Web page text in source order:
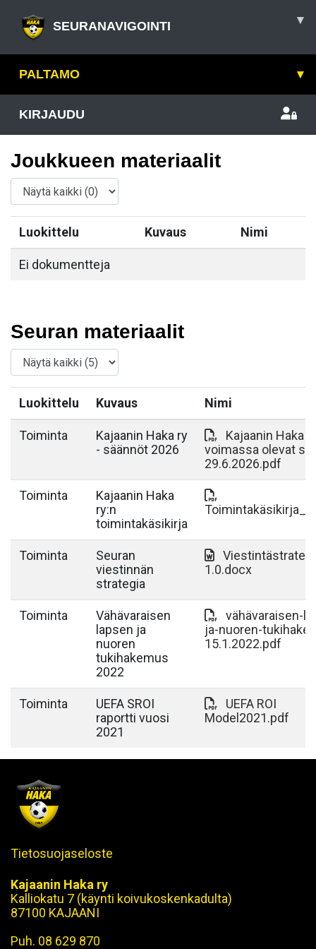
SEURANAVIGOINTI ▾
PALTAMO ▾
KIRJAUDU
Joukkueen materiaalit
Luokittelu Kuvaus Nimi
Ei dokumentteja
Seuran materiaalit
Luokittelu Kuvaus Nimi
Toiminta
Kajaanin Haka ry
- säännöt 2026
Kajaanin Haka
voimassa olevat
29.6.2026.pdf
Toiminta
Kajaanin Haka
ry:n
toimintakäsikirja
Toiminta
Seuran
viestinnän
strategia
1.0.docx
Toiminta
Vähävaraisen
lapsen ja
nuoren
tukihakemus
2022
vähävaraisen-
ja-nuoren-
15.1.2022.pdf
Toiminta
UEFA SROI
raportti vuosi
2021
UEFA ROI
Model2021.pdf
Tietosuojaseloste
Kajaanin Haka ry
Kalliokatu 7 (käynti koivukoskenkadulta)
87100 KAJAANI
Puh. 08 629 870